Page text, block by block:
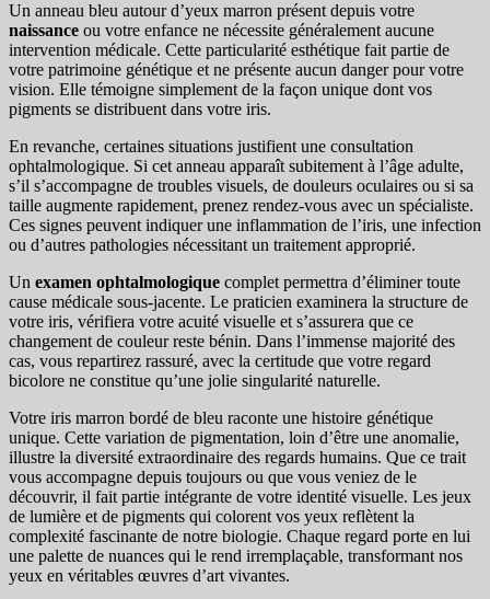
Un anneau bleu autour d’yeux marron présent depuis votre
naissance ou votre enfance ne nécessite généralement aucune
intervention médicale. Cette particularité esthétique fait partie de
votre patrimoine génétique et ne présente aucun danger pour votre
vision. Elle témoigne simplement de la façon unique dont vos
pigments se distribuent dans votre iris.
En revanche, certaines situations justifient une consultation
ophtalmologique. Si cet anneau apparaît subitement à l’âge adulte,
s’il s’accompagne de troubles visuels, de douleurs oculaires ou si sa
taille augmente rapidement, prenez rendez-vous avec un spécialiste.
Ces signes peuvent indiquer une inflammation de l’iris, une infection
ou d’autres pathologies nécessitant un traitement approprié.
Un examen ophtalmologique complet permettra d’éliminer toute
cause médicale sous-jacente. Le praticien examinera la structure de
votre iris, vérifiera votre acuité visuelle et s’assurera que ce
changement de couleur reste bénin. Dans l’immense majorité des
cas, vous repartirez rassuré, avec la certitude que votre regard
bicolore ne constitue qu’une jolie singularité naturelle.
Votre iris marron bordé de bleu raconte une histoire génétique
unique. Cette variation de pigmentation, loin d’être une anomalie,
illustre la diversité extraordinaire des regards humains. Que ce trait
vous accompagne depuis toujours ou que vous veniez de le
découvrir, il fait partie intégrante de votre identité visuelle. Les jeux
de lumière et de pigments qui colorent vos yeux reflètent la
complexité fascinante de notre biologie. Chaque regard porte en lui
une palette de nuances qui le rend irremplaçable, transformant nos
yeux en véritables œuvres d’art vivantes.